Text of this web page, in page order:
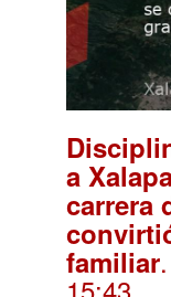
a
carrera
familiar